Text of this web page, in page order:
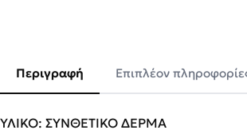
Περιγραφή Επιπλέον
ΥΛΙΚΟ: ΣΥΝΘΕΤΙΚΟ ΔΕΡΜΑ